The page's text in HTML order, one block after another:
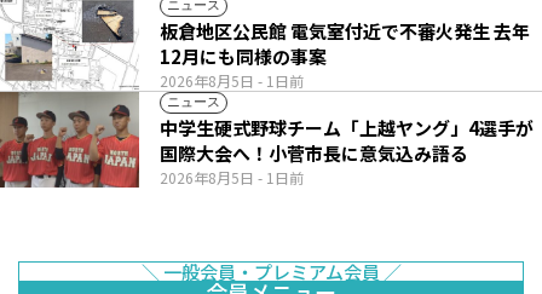
ニュース
2026年8月5日 - 1日前
板倉地区公民館 電気室付近で不審火発生 去年
12月にも同様の事案
ニュース
2026年8月5日 - 1日前
中学生硬式野球チーム「上越ヤング」4選手が
国際大会へ！小菅市長に意気込み語る